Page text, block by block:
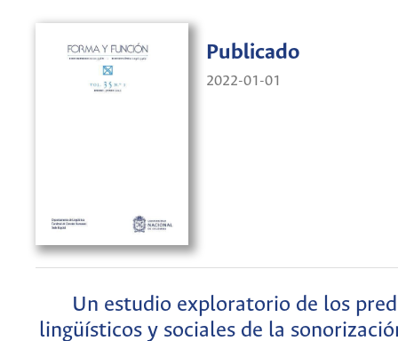
Publicado
2022-01-01
Un estudio exploratorio de los
lingüísticos y sociales de la